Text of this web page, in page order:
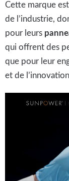
Cette marque
de l’industrie,
pour leurs
qui offrent des
que pour leur
et de